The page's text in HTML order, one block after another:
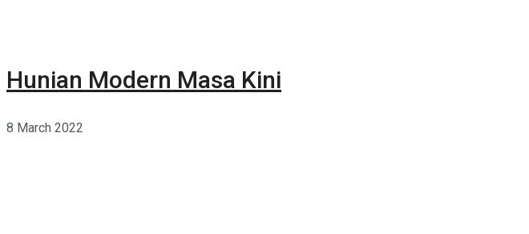
Hunian Modern Masa Kini
8 March 2022